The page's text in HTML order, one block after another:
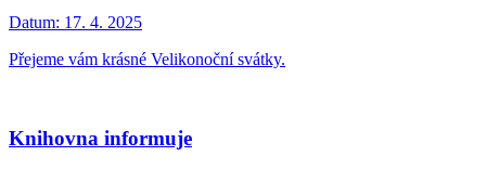
Datum: 17. 4. 2025
Přejeme vám krásné Velikonoční svátky.
Knihovna informuje